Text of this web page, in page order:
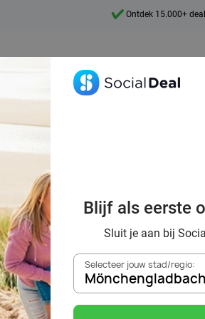
Ontdek 15.000+
in
Blijf als eerste
Sluit je aan bij
Selecteer jouw stad/regio:
Mönchengladbach